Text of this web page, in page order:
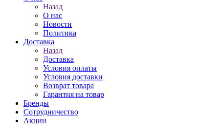
Назад
О нас
Новости
Политика
Доставка
Назад
Доставка
Условия оплаты
Условия доставки
Возврат товара
Гарантия на товар
Бренды
Сотрудничество
Акции